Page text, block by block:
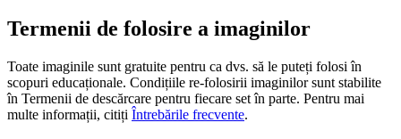
Termenii de folosire a imaginilor
Toate imaginile sunt gratuite pentru ca dvs. să le puteți folosi în
scopuri educaționale. Condițiile re-folosirii imaginilor sunt stabilite
în Termenii de descărcare pentru fiecare set în parte. Pentru mai
multe informații, citiți Întrebările frecvente.